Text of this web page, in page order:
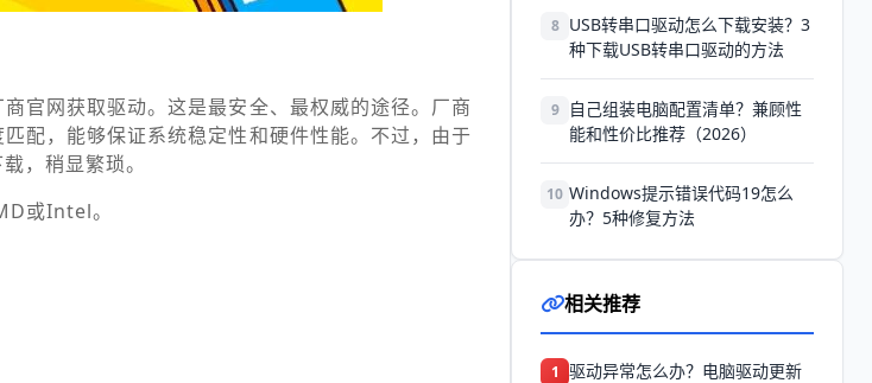
官网获取驱动。这是最安全、最权威的途径。厂商
配，能够保证系统稳定性和硬件性能。不过，由于
，稍显繁琐。
或Intel。
8 USB转串口驱动怎么下载安装？3
种下载USB转串口驱动的方法
9
自己组装电脑配置清单？兼顾性
能和性价比推荐（2026）
10 Windows提示错误代码19怎么
办？5种修复方法
相关推荐
1 驱动异常怎么办？电脑驱动更新